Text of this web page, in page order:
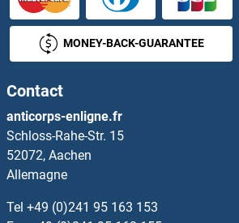
RASSF2 Anticorps
RASSF3 Anticorps
RASSF6 Anticorps
MONEY-BACK-GUARANTEE
Contact
anticorps-enligne.fr
Schloss-Rahe-Str. 15
52072, Aachen
Allemagne
Tel +49 (0)241 95 163 153